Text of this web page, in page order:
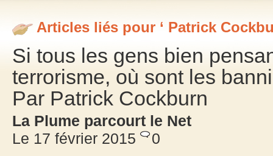
Articles liés pour ‘ Patrick
Si tous les gens bien
terrorisme, où sont les
Par Patrick Cockburn
La Plume parcourt le Net
Le 17 février 2015
0